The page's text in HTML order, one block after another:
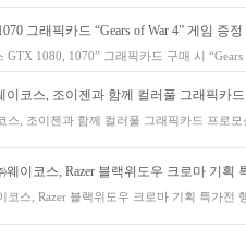
그래픽카드 “Gears of War 4” 게임 증
GTX 1080, 1070” 그래픽카드 구매 시
이코스, 조이젠과 함께 컬러풀 그래픽카
스, 조이젠과 함께 컬러풀 그래픽카드 프
웨이코스, Razer 블랙위도우 크로마 기획
코스, Razer 블랙위도우 크로마 기획 특가